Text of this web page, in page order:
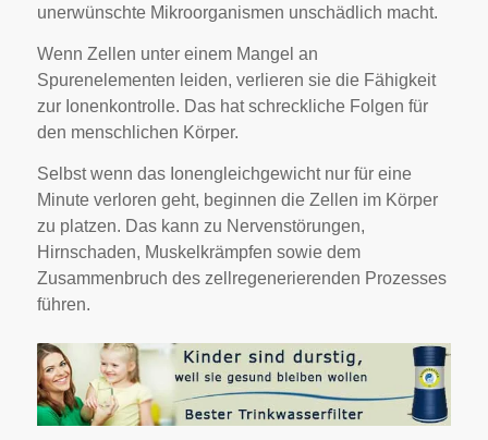
unerwünschte Mikroorganismen unschädlich macht.
Wenn Zellen unter einem Mangel an
Spurenelementen leiden, verlieren sie die Fähigkeit
zur Ionenkontrolle. Das hat schreckliche Folgen für
den menschlichen Körper.
Selbst wenn das Ionengleichgewicht nur für eine
Minute verloren geht, beginnen die Zellen im Körper
zu platzen. Das kann zu Nervenstörungen,
Hirnschaden, Muskelkrämpfen sowie dem
Zusammenbruch des zellregenerierenden Prozesses
führen.